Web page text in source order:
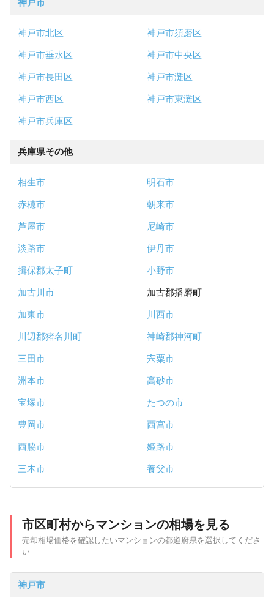
神戸市北区
神戸市須磨区
神戸市垂水区
神戸市中央区
神戸市長田区
神戸市灘区
神戸市西区
神戸市東灘区
神戸市兵庫区
兵庫県その他
相生市
明石市
赤穂市
朝来市
芦屋市
尼崎市
淡路市
伊丹市
揖保郡太子町
小野市
加古川市
加古郡播磨町
加東市
川西市
川辺郡猪名川町
神崎郡神河町
三田市
宍粟市
洲本市
高砂市
宝塚市
たつの市
豊岡市
西宮市
西脇市
姫路市
三木市
養父市
市区町村からマンションの相場を見る
売却相場価格を確認したいマンションの都道府県を選択してくださ
い
神戸市